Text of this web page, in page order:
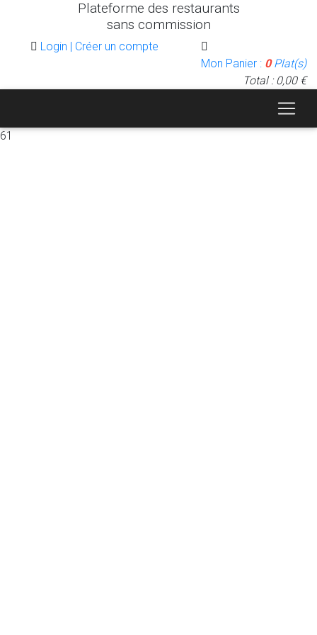
Plateforme des restaurants
sans commission
Login | Créer un compte
Mon Panier : 0Plat(s)
Total : 0,00 €
61